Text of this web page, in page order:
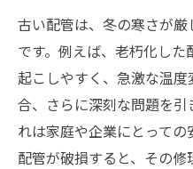
古い配管は、冬の寒さが
です。例えば、老朽化し
起こしやすく、急激な温
合、さらに深刻な問題を
れは家庭や企業にとっての
配管が破損すると、その